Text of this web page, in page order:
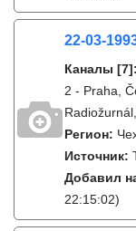
22-03-
Каналы [7]:
2 - Praha,
Регион:
Источник:
Добавил
22:15:02)